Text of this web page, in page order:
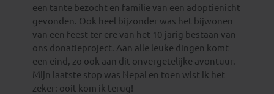
een tante bezocht en familie van een adoptienicht
gevonden. Ook heel bijzonder was het bijwonen
van een feest ter ere van het 10-jarig bestaan van
ons donatieproject. Aan alle leuke dingen komt
een eind, zo ook aan dit onvergetelijke avontuur.
Mijn laatste stop was Nepal en toen wist ik het
zeker: ooit kom ik terug!